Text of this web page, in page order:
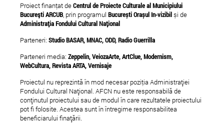
Proiect finanţat deCentrul de Proiecte Culturale al Municipiului
Bucureşti ARCUB , prin programul București Orașul In-vizibilși de
Administrația Fondului Cultural Național
Parteneri: Studio BASAR, MNAC, ODD, Radio Guerrilla
Parteneri media: Zeppelin, VeiozaArte, ArtClue, Modernism,
WebCultura, Revista ARTA, Vernisaje
Proiectul nu reprezintă în mod necesar poziţia Administrației
Fondului Cultural Național. AFCN nu este responsabilă de
conținutul proiectului sau de modul în care rezultatele proiectului
pot fi folosite. Acestea sunt în întregime responsabilitea
beneficiarului finațării.